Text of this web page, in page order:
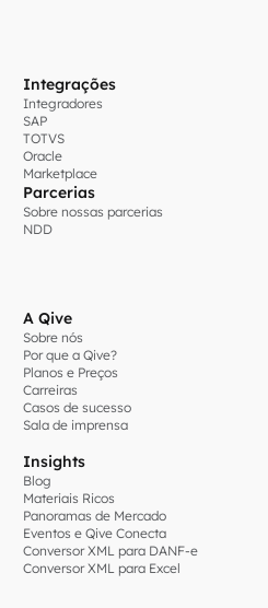
Integrações
Integradores
SAP
TOTVS
Oracle
Marketplace
Parcerias
Sobre nossas parcerias
NDD
A Qive
Sobre nós
Por que a Qive?
Planos e Preços
Carreiras
Casos de sucesso
Sala de imprensa
Insights
Blog
Materiais Ricos
Panoramas de Mercado
Eventos e Qive Conecta
Conversor XML para DANF-e
Conversor XML para Excel